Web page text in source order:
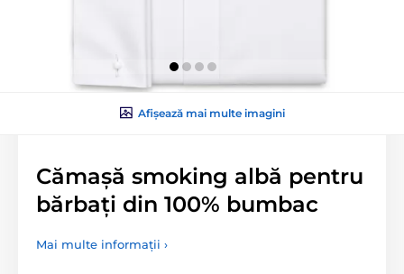
Afișează mai multe imagini
Cămașă smoking albă pentru
bărbați din 100% bumbac
Mai multe informații ›